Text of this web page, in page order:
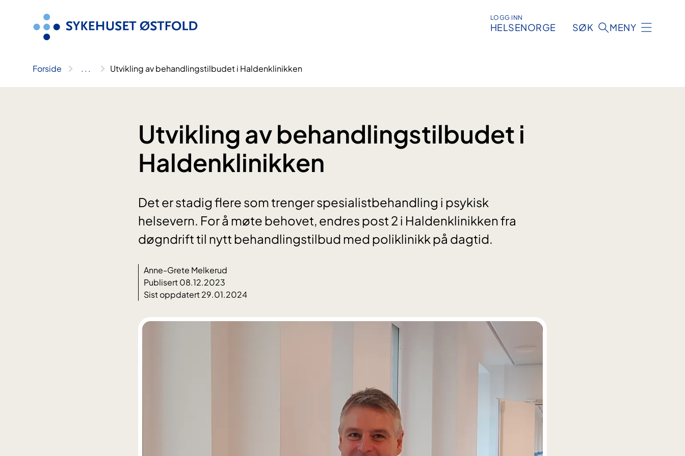
LOGG INN
HELSENORGE SØK MENY
Forside .. . Utvikling av behandlingstilbudet i Haldenklinikken
Utvikling av behandlingstilbudet i
Haldenklinikken
Det er stadig flere som trenger spesialistbehandling i psykisk
helsevern. For å møte behovet, endres post 2 i Haldenklinikken fra
døgndrift til nytt behandlingstilbud med poliklinikk på dagtid.
Anne-Grete Melkerud
Publisert 08.12.2023
Sist oppdatert 29.01.2024